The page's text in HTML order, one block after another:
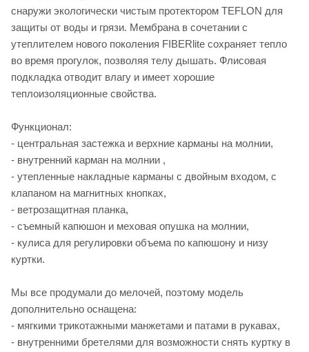
снаружи экологически чистым протектором TEFLON для
защиты от воды и грязи. Мембрана в сочетании с
утеплителем нового поколения FIBERlite сохраняет тепло
во время прогулок, позволяя телу дышать. Флисовая
подкладка отводит влагу и имеет хорошие
теплоизоляционные свойства.
Функционал:
- центральная застежка и верхние карманы на молнии,
- внутренний карман на молнии ,
- утепленные накладные карманы с двойным входом, с
клапаном на магнитных кнопках,
- ветрозащитная планка,
- съемный капюшон и меховая опушка на молнии,
- кулиса для регулировки объема по капюшону и низу
куртки.
Мы все продумали до мелочей, поэтому модель
дополнительно оснащена:
- мягкими трикотажными манжетами и патами в рукавах,
- внутренними бретелями для возможности снять куртку в